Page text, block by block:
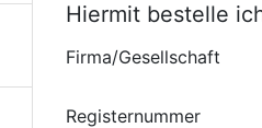
Hiermit bestelle
Firma/Gesellschaft
Registernummer